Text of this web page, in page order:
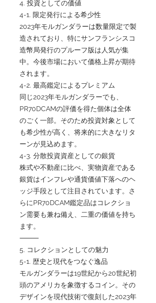
4. 投資としての価値
4-1. 限定発行による希少性
2023年モルガンダラーは数量限定で製
造されており、特にサンフランシスコ
造幣局発行のプルーフ版は人気が集
中。今後市場において価格上昇が期待
されます。
4-2. 最高鑑定によるプレミアム
同じ2023年モルガンダラーでも、
PR70DCAMの評価を得た個体は全体
のごく一部。そのため投資対象として
も希少性が高く、将来的に大きなリタ
ーンが見込めます。
4-3. 分散投資資産としての銀貨
株式や不動産に比べ、実物資産である
銀貨はインフレや通貨価値下落へのヘ
ッジ手段として注目されています。さ
らにPR70DCAM鑑定品はコレクショ
ン需要も兼ね備え、二重の価値を持ち
ます。
⸻
5. コレクションとしての魅力
5-1. 歴史と現代をつなぐ逸品
モルガンダラーは19世紀から20世紀初
頭のアメリカを象徴するコイン。その
デザインを現代技術で復刻した2023年